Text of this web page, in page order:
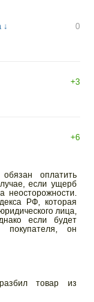
↓
0
+3
+6
оплатить
если ущерб
РФ, которая
лица,
если будет
он
товар из